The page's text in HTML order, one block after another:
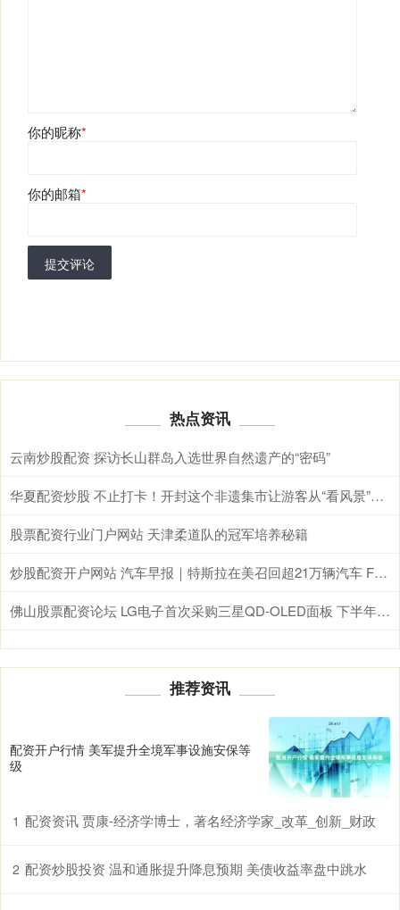
你的昵称*
你的邮箱*
提交评论
热点资讯
云南炒股配资 探访长山群岛入选世界自然遗产的“密码”
华夏配资炒股 不止打卡！开封这个非遗集市让游客从“看风景”变“学文化”
股票配资行业门户网站 天津柔道队的冠军培养秘籍
炒股配资开户网站 汽车早报｜特斯拉在美召回超21万辆汽车 FF宣布暂停原FX Super One 400V车型合作项目
佛山股票配资论坛 LG电子首次采购三星QD-OLED面板 下半年将推多款电竞显示器
推荐资讯
配资开户行情 美军提升全境军事设施安保等
级
1 配资资讯 贾康-经济学博士，著名经济学家_改革_创新_财政
2 配资炒股投资 温和通胀提升降息预期 美债收益率盘中跳水